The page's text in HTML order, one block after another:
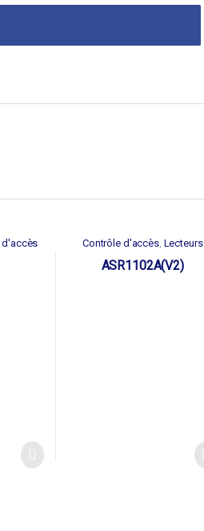
d'accès Contrôle d'accès, Lecteurs
ASR1102A(V2)